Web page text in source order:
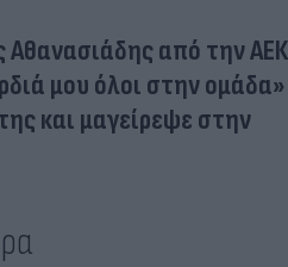
Αθανασιάδης από την ΑΕΚ
μου όλοι στην ομάδα»
και μαγείρεψε στην